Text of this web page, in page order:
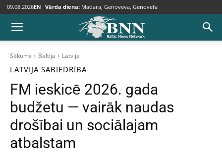
09.08.2026EN Vārda diena: Madara, Genoveva, Genovefa
Sākums Baltija Latvija
LATVIJA SABIEDRĪBA
FM ieskicē 2026. gada
budžetu — vairāk naudas
drošībai un sociālajam
atbalstam